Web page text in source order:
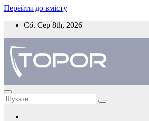
Перейти до вмісту
Сб. Сер 8th, 2026